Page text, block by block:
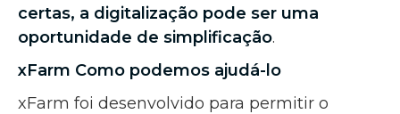
certas, a digitalização pode ser uma
oportunidade de simplificação.
xFarm Como podemos ajudá-lo
xFarm foi desenvolvido para permitir o